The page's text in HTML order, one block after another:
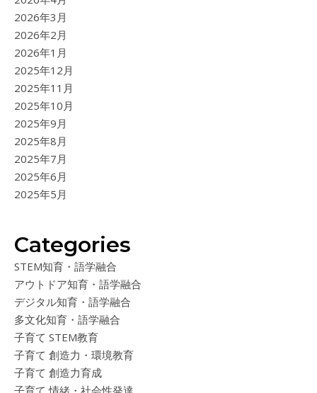
2026年3月
2026年2月
2026年1月
2025年12月
2025年11月
2025年10月
2025年9月
2025年8月
2025年7月
2025年6月
2025年5月
Categories
STEM知育・語学融合
アウトドア知育・語学融合
デジタル知育・語学融合
多文化知育・語学融合
子育て STEM教育
子育て 創造力・環境教育
子育て 創造力育成